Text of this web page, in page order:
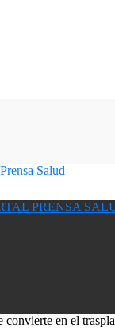
Salud
convierte en el